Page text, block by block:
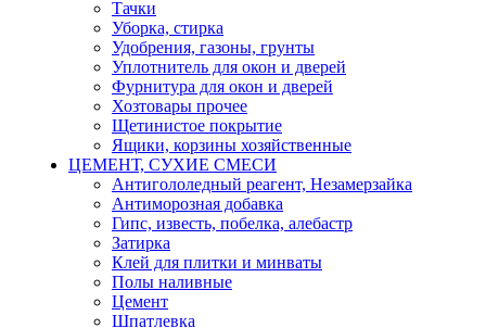
Тачки
Уборка, стирка
Удобрения, газоны, грунты
Уплотнитель для окон и дверей
Фурнитура для окон и дверей
Хозтовары прочее
Щетинистое покрытие
Ящики, корзины хозяйственные
ЦЕМЕНТ, СУХИЕ СМЕСИ
Антигололедный реагент, Незамерзайка
Антиморозная добавка
Гипс, известь, побелка, алебастр
Затирка
Клей для плитки и минваты
Полы наливные
Цемент
Шпатлевка